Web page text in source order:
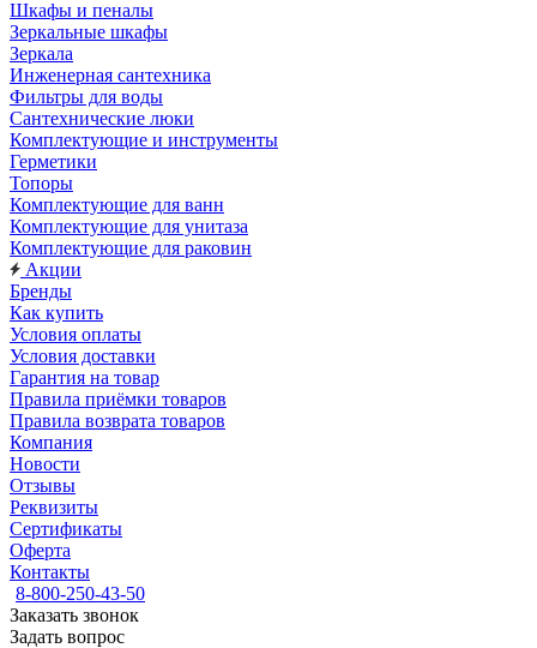
Шкафы и пеналы
Зеркальные шкафы
Зеркала
Инженерная сантехника
Фильтры для воды
Сантехнические люки
Комплектующие и инструменты
Герметики
Топоры
Комплектующие для ванн
Комплектующие для унитаза
Комплектующие для раковин
Акции
Бренды
Как купить
Условия оплаты
Условия доставки
Гарантия на товар
Правила приёмки товаров
Правила возврата товаров
Компания
Новости
Отзывы
Реквизиты
Сертификаты
Оферта
Контакты
8-800-250-43-50
Заказать звонок
Задать вопрос